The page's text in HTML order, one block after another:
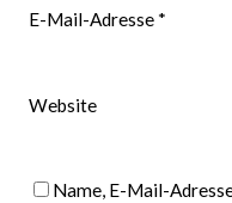
E-Mail-Adresse *
Website
Name, E-Mail-